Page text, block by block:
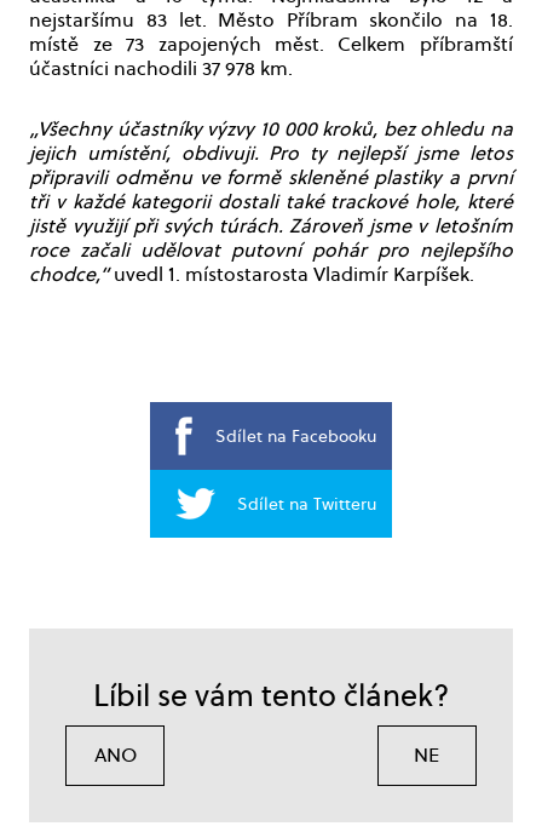
nejstaršímu 83 let. Město Příbram skončilo na 18.
místě ze 73 zapojených měst. Celkem příbramští
účastníci nachodili 37 978 km.
„Všechny účastníky výzvy 10 000 kroků, bez ohledu na
jejich umístění, obdivuji. Pro ty nejlepší jsme letos
připravili odměnu ve formě skleněné plastiky a první
tři v každé kategorii dostali také trackové hole, které
jistě využijí při svých túrách. Zároveň jsme v letošním
roce začali udělovat putovní pohár pro nejlepšího
chodce,“uvedl 1. místostarosta Vladimír Karpíšek.
Sdílet na Facebooku
Sdílet na Twitteru
Líbil se vám tento článek?
ANO NE